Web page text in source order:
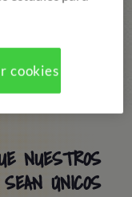
de Where
NUESTROS
ÚNICOS
cookies